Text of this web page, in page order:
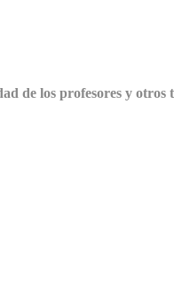
los profesores y